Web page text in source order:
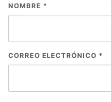
NOMBRE *
CORREO ELECTRÓNICO *